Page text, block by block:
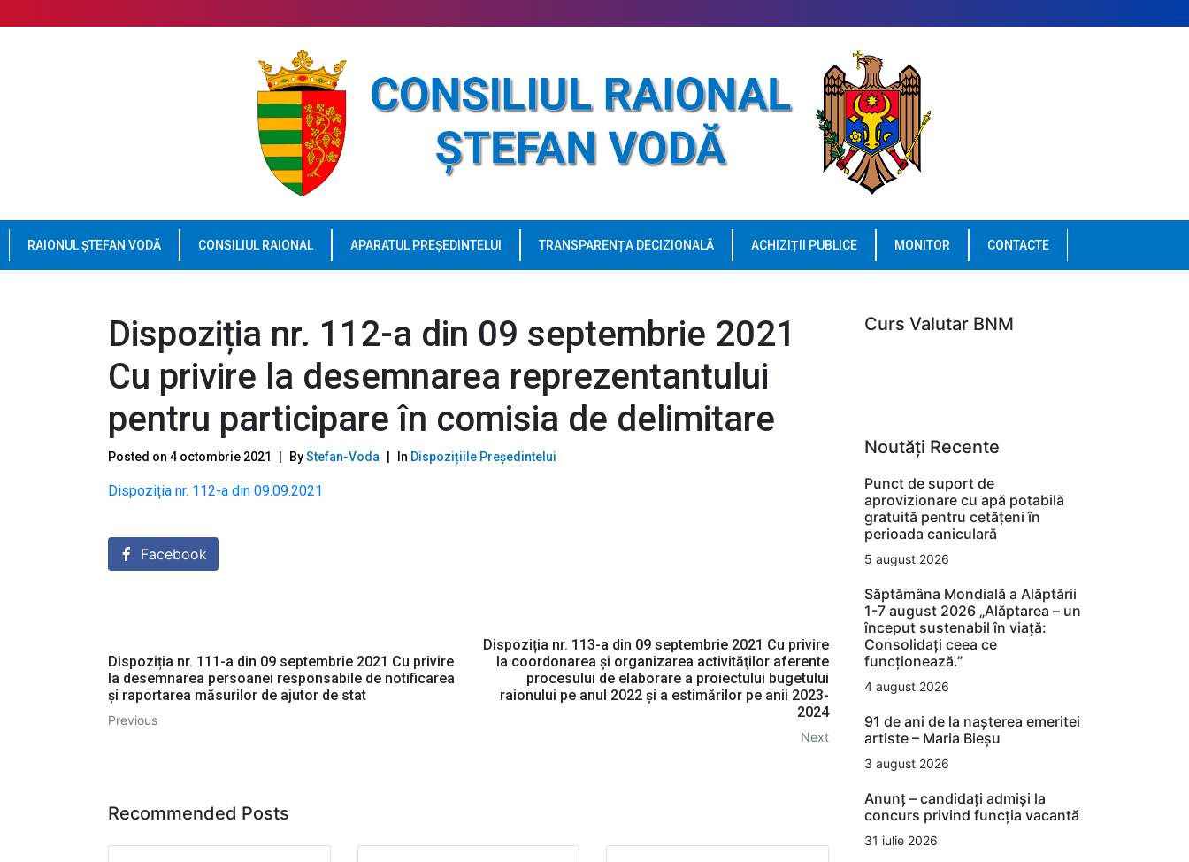
RAIONUL ȘTEFAN VODĂ CONSILIUL RAIONAL APARATUL PREȘEDINTELUI TRANSPARENȚA DECIZIONALĂ ACHIZIȚII PUBLICE MONITOR CONTACTE
Dispoziția nr. 112-a din 09 septembrie 2021
Cu privire la desemnarea reprezentantului
pentru participare în comisia de delimitare
Posted on 4 octombrie 2021 ByStefan-Voda In Dispozițiile Președintelui
Dispoziția nr. 112-a din 09.09.2021
Facebook
Dispoziția nr. 111-a din 09 septembrie 2021 Cu privire
la desemnarea persoanei responsabile de notificarea
și raportarea măsurilor de ajutor de stat
Previous
Dispoziția nr. 113-a din 09 septembrie 2021 Cu privire
la coordonarea şi organizarea activităţilor aferente
procesului de elaborare a proiectului bugetului
raionului pe anul 2022 şi a estimărilor pe anii 2023-
2024
Next
Recommended Posts
Curs Valutar BNM
Noutăți Recente
Punct de suport de
aprovizionare cu apă potabilă
gratuită pentru cetățeni în
perioada caniculară
5 august 2026
Săptămâna Mondială a Alăptării
1-7 august 2026 „Alăptarea – un
început sustenabil în viață:
Consolidați ceea ce
funcționează.”
4 august 2026
91 de ani de la nașterea emeritei
artiste – Maria Bieșu
3 august 2026
Anunț – candidați admiși la
concurs privind funcția vacantă
31 iulie 2026